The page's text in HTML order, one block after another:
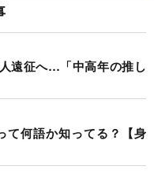
遠征へ…「中高年の推し
て何語か知ってる？【身